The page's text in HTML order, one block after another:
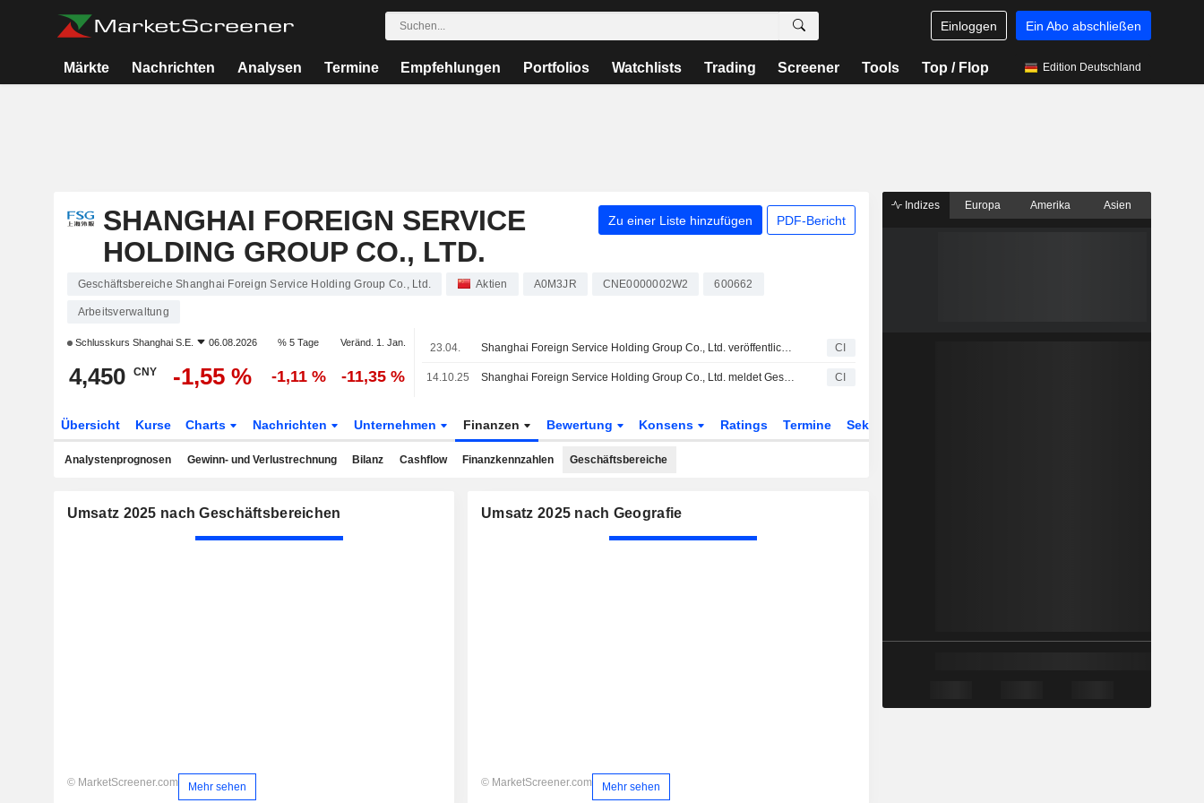
Einloggen Ein Abo abschließen
Märkte Nachrichten Analysen Termine Empfehlungen Portfolios Watchlists Trading Screener Tools Top / Flop Edition Deutschland
SHANGHAI FOREIGN SERVICE
HOLDING GROUP CO., LTD.
Zu einer Liste hinzufügen PDF-Bericht
Geschäftsbereiche Shanghai Foreign Service Holding Group Co., Ltd. Aktien A0M3JR CNE0000002W2 600662
Arbeitsverwaltung
Schlusskurs Shanghai S.E. 06.08.2026 % 5 Tage Veränd. 1. Jan.
4,450 CNY -1,55 % -1,11 % -11,35 %
23.04. Shanghai Foreign Service Holding Group Co., Ltd. veröffentlicht Ergebniszahlen für das erste Quartal zum 31. März 2026 CI
14.10.25 Shanghai Foreign Service Holding Group Co., Ltd. meldet Geschäftszahlen für die ersten neun Monate bis zum 30. September 2025 CI
Übersicht Kurse Charts Nachrichten Unternehmen Finanzen Bewertung Konsens Ratings Termine Sektor
Analystenprognosen Gewinn- und Verlustrechnung Bilanz Cashflow Finanzkennzahlen Geschäftsbereiche
Umsatz 2025 nach Geschäftsbereichen
© MarketScreener.com Mehr sehen
Umsatz 2025 nach Geografie
© MarketScreener.com Mehr sehen
Indizes Europa Amerika Asien